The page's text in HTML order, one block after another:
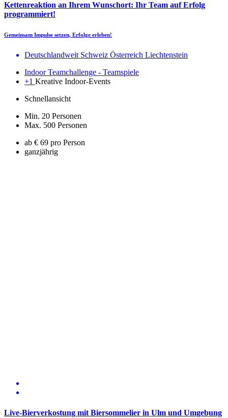
Kettenreaktion an Ihrem Wunschort: Ihr Team auf Erfolg
programmiert!
Gemeinsam Impulse setzen, Erfolge erleben!
Deutschlandweit Schweiz Österreich Liechtenstein
Indoor Teamchallenge - Teamspiele
+1 Kreative Indoor-Events
Schnellansicht
Min. 20 Personen
Max. 500 Personen
ab € 69 pro Person
ganzjährig
Live-Bierverkostung mit Biersommelier in Ulm und Umgebung